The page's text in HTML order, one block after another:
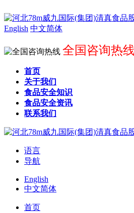
English 中文简体
全国咨询热
首页
关于我们
食品安全知识
食品安全资讯
联系我们
语言
导航
English
中文简体
首页